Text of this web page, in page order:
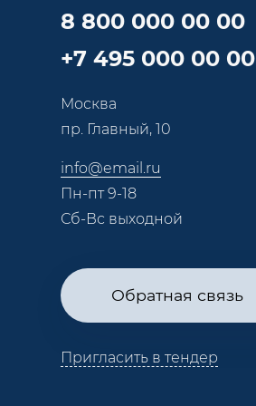
8 800 000 00 00
+7 495 000 00 00
Москва
пр. Главный, 10
info@email.ru
Пн-пт 9-18
Сб-Вс выходной
Обратная связь
Пригласить в тендер